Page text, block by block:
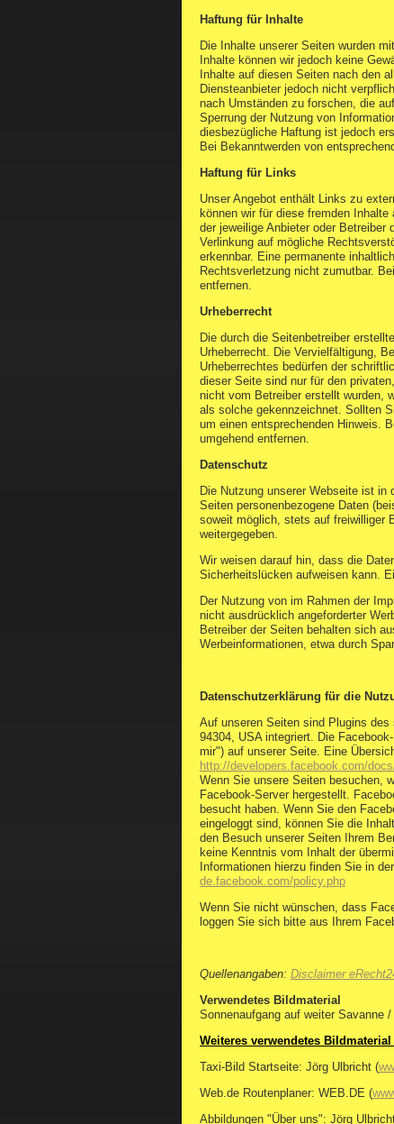
Haftung für Inhalte
Die Inhalte unserer Seiten wurden
Inhalte können wir jedoch keine
Inhalte auf diesen Seiten nach den
Diensteanbieter jedoch nicht
nach Umständen zu forschen, die
Sperrung der Nutzung von
diesbezügliche Haftung ist jedoch
Bei Bekanntwerden von
Haftung für Links
Unser Angebot enthält Links zu
können wir für diese fremden
der jeweilige Anbieter oder
Verlinkung auf mögliche
erkennbar. Eine permanente
Rechtsverletzung nicht zumutbar.
entfernen.
Urheberrecht
Die durch die Seitenbetreiber
Urheberrecht. Die Vervielfältigung,
Urheberrechtes bedürfen der
dieser Seite sind nur für den
nicht vom Betreiber erstellt wurden,
als solche gekennzeichnet. Sollten
um einen entsprechenden Hinweis.
umgehend entfernen.
Datenschutz
Die Nutzung unserer Webseite ist in
Seiten personenbezogene Daten
soweit möglich, stets auf freiwilliger
weitergegeben.
Wir weisen darauf hin, dass die
Sicherheitslücken aufweisen kann.
Der Nutzung von im Rahmen der
nicht ausdrücklich angeforderter
Betreiber der Seiten behalten sich
Werbeinformationen, etwa durch
Datenschutzerklärung für die
Auf unseren Seiten sind Plugins
94304, USA integriert. Die
mir") auf unserer Seite. Eine
http://developers.facebook.com/
Wenn Sie unsere Seiten besuchen,
Facebook-Server hergestellt.
besucht haben. Wenn Sie den
eingeloggt sind, können Sie die
den Besuch unserer Seiten Ihrem
keine Kenntnis vom Inhalt der
Informationen hierzu finden Sie in
de.facebook.com/policy.php
Wenn Sie nicht wünschen, dass
loggen Sie sich bitte aus Ihrem
Quellenangaben: Disclaimer
Verwendetes Bildmaterial
Sonnenaufgang auf weiter Savanne
Weiteres verwendetes
Taxi-Bild Startseite: Jörg Ulbricht (
Web.de Routenplaner: WEB.DE (
Abbildungen "Über uns": Jörg